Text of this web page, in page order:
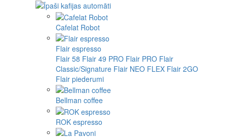
Cafelat Robot
Flair espresso
Flair 58 Flair 49 PRO Flair PRO Flair
Classic/Signature Flair NEO FLEX Flair 2GO
Flair piederumi
Bellman coffee
ROK espresso